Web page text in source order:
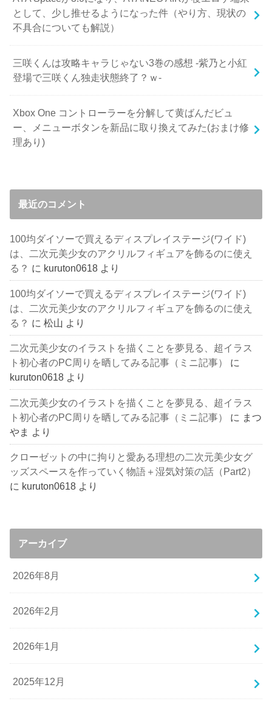
として、少し推せるようになった件（やり方、現状の
不具合についても解説）
三咲くんは攻略キャラじゃない3巻の感想 -紫乃と小紅
登場で三咲くん独走状態終了？ｗ-
Xbox One コントローラーを分解して黄ばんだビュ
ー、メニューボタンを新品に取り換えてみた(おまけ修
理あり)
最近のコメント
100均ダイソーで買えるディスプレイステージ(ワイド)
は、二次元美少女のアクリルフィギュアを飾るのに使え
る？ に kuruton0618 より
100均ダイソーで買えるディスプレイステージ(ワイド)
は、二次元美少女のアクリルフィギュアを飾るのに使え
る？ に松山 より
二次元美少女のイラストを描くことを夢見る、超イラス
ト初心者のPC周りを晒してみる記事（ミニ記事）
に
kuruton0618 より
二次元美少女のイラストを描くことを夢見る、超イラス
ト初心者のPC周りを晒してみる記事（ミニ記事）
に まつ
やま より
クローゼットの中に拘りと愛ある理想の二次元美少女グ
ッズスペースを作っていく物語＋湿気対策の話（Part2）
に kuruton0618 より
アーカイブ
2026年8月
2026年2月
2026年1月
2025年12月